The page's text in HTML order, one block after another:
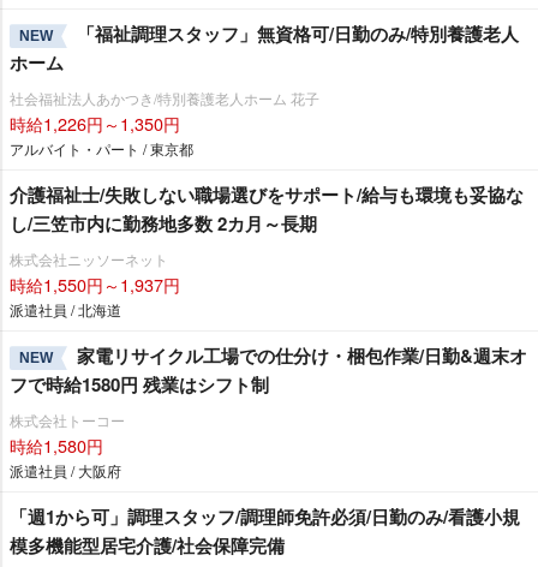
NEW
「福祉調理スタッフ」無資格可/日勤のみ/特別養護老人
ホーム
社会福祉法人あかつき/特別養護老人ホーム 花子
時給1,226円～1,350円
アルバイト・パート / 東京都
介護福祉士/失敗しない職場選びをサポート/給与も環境も妥協な
し/三笠市内に勤務地多数 2カ月～長期
株式会社ニッソーネット
時給1,550円～1,937円
派遣社員 / 北海道
NEW
家電リサイクル工場での仕分け・梱包作業/日勤&週末オ
フで時給1580円 残業はシフト制
株式会社トーコー
時給1,580円
派遣社員 / 大阪府
「週1から可」調理スタッフ/調理師免許必須/日勤のみ/看護小規
模多機能型居宅介護/社会保障完備